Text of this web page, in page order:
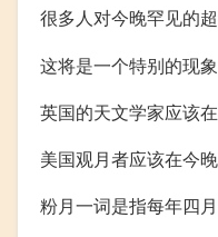
很多人对今晚罕见的
这将是一个特别的现
英国的天文学家应该
美国观月者应该在今
粉月一词是指每年四